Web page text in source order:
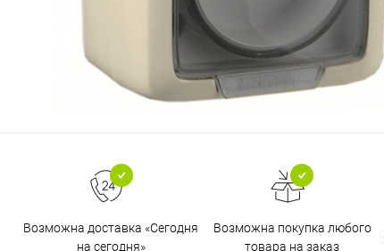
Возможна доставка «Сегодня
на сегодня»
Возможна покупка любого
товара на заказ